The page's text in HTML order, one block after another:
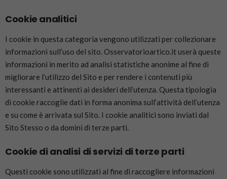
Cookie analitici
I cookie in questa categoria vengono utilizzati per collezionare
informazioni sull’uso del sito. Osservatorioartico.it userà queste
informazioni in merito ad analisi statistiche anonime al fine di
migliorare l’utilizzo del Sito e per rendere i contenuti più
interessanti e attinenti ai desideri dell’utenza. Questa tipologia
di cookie raccoglie dati in forma anonima sull’attività dell’utenza
e su come è arrivata sul Sito. I cookie analitici sono inviati dal
Sito Stesso o da domini di terze parti.
Cookie di analisi di servizi di terze parti
Questi cookie sono utilizzati al fine di raccogliere informazioni